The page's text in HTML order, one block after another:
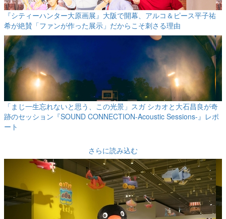
『シティーハンター大原画展』大阪で開幕、アルコ＆ピース平子祐
希が絶賛「ファンが作った展示」だからこそ刺さる理由
「まじ一生忘れないと思う、この光景」スガ シカオと大石昌良が奇
跡のセッション『SOUND CONNECTION-Acoustic Sessions-』レポ
ート
さらに読み込む